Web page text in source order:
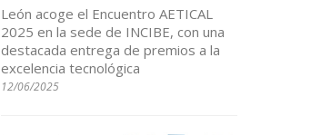
León acoge el Encuentro AETICAL
2025 en la sede de INCIBE, con una
destacada entrega de premios a la
excelencia tecnológica
12/06/2025